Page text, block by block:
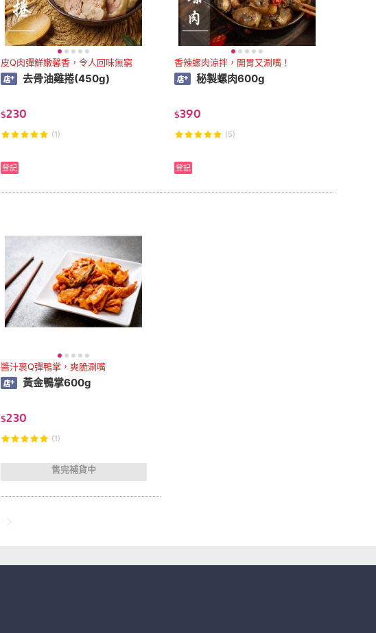
皮Q肉彈鮮嫩馨香，令人回味無窮
去骨油雞捲(450g)
$230
(1)
登記
香辣螺肉涼拌，開胃又涮嘴！
秘製螺肉600g
$390
(5)
登記
醬汁裹Q彈鴨掌，爽脆涮嘴
黃金鴨掌600g
$230
(1)
售完補貨中